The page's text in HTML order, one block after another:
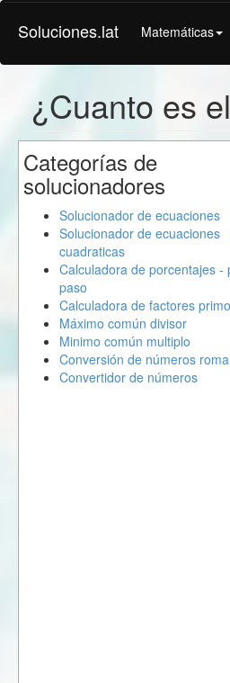
Soluciones.lat Matemáticas
¿Cuanto es
Categorías de
solucionadores
Solucionador de ecuaciones
Solucionador de ecuaciones
cuadraticas
Calculadora de porcentajes -
paso
Calculadora de factores
Máximo común divisor
Minimo común multiplo
Conversión de números
Convertidor de números